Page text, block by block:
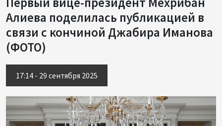
Алиева поделилась публикацией в
связи с кончиной Джабира Иманова
(ФОТО)
17:14 - 29 сентября 2025